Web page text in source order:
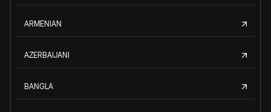
ARMENIAN
AZERBAIJANI
BANGLA